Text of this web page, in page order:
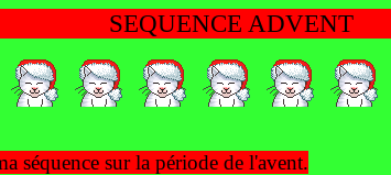
SEQUENCE ADVENT
séquence sur la période de l'avent.